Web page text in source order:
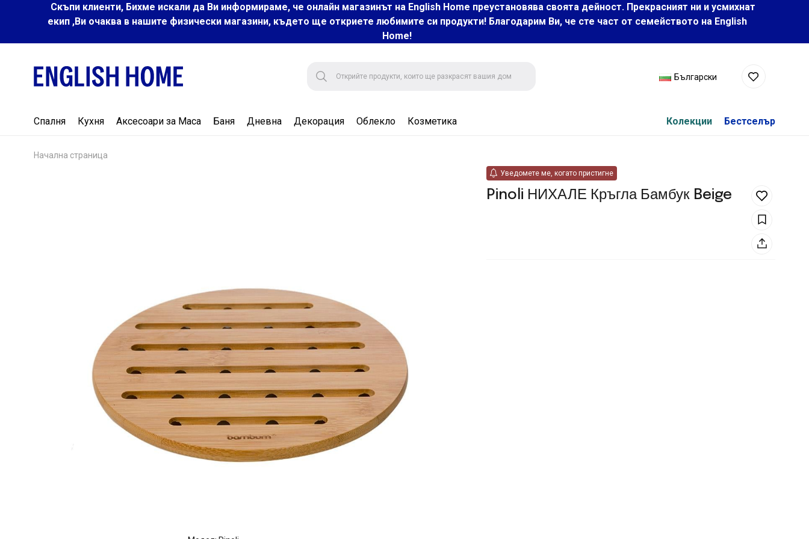
Скъпи клиенти, Бихме искали да Ви информираме, че онлайн магазинът на English Home преустановява своята дейност. Прекрасният ни и усмихнат
екип ,Ви очаква в нашите физически магазини, където ще откриете любимите си продукти! Благодарим Ви, че сте част от семейството на Еnglish
Home!
Български
Спалня Кухня Аксесоари за Маса Баня Дневна Декорация Облекло Козметика Колекции Бестселър
Начална страница
Уведомете ме, когато пристигне
Pinoli НИХАЛЕ Кръгла Бамбук Beige